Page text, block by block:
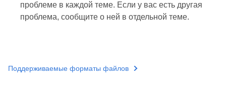
проблеме в каждой теме. Если у вас есть другая
проблема, сообщите о ней в отдельной теме.
Поддерживаемые форматы файлов